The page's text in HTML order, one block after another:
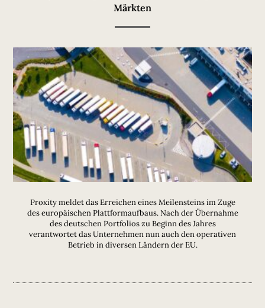
Märkten
Proxity meldet das Erreichen eines Meilensteins im Zuge
des europäischen Plattformaufbaus. Nach der Übernahme
des deutschen Portfolios zu Beginn des Jahres
verantwortet das Unternehmen nun auch den operativen
Betrieb in diversen Ländern der EU.